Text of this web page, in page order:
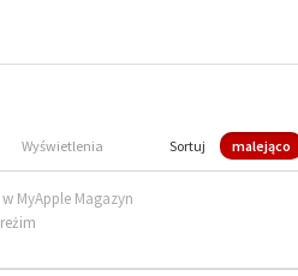
Wyświetlenia Sortuj malejąco
w MyApple Magazyn
reżim